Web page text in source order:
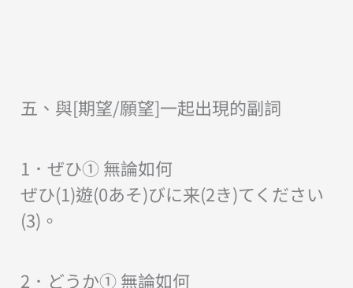
五、與[期望/願望]一起出現的副詞
1．ぜひ① 無論如何
ぜひ(1)遊(0あそ)びに来(2き)てください
(3)。
2．どうか① 無論如何